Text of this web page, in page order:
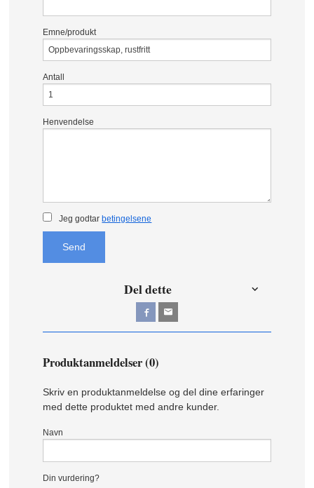
Emne/produkt
Antall
Henvendelse
Jeg godtar betingelsene
Send
Del dette
Produktanmeldelser (0)
Skriv en produktanmeldelse og del dine erfaringer
med dette produktet med andre kunder.
Navn
Din vurdering?